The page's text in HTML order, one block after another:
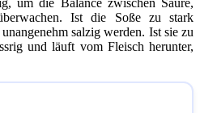
um die Balance zwischen Säure,
Ist die Soße zu stark
salzig werden. Ist sie zu
und läuft vom Fleisch herunter,